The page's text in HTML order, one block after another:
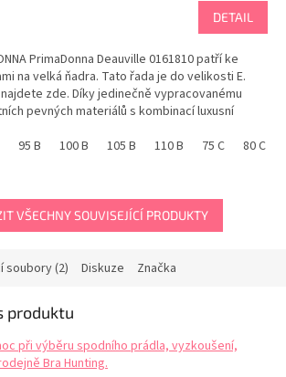
DETAIL
PrimaDonna Deauville 0161810 patří ke
na velká ňadra. Tato řada je do velikosti E.
zde. Díky jedinečně vypracovanému
pevných materiálů s kombinací luxusní
95 B 100 B 105 B 110 B 75 C 80 C
VŠECHNY SOUVISEJÍCÍ PRODUKTY
soubory (2) Diskuze Značka
produktu
při výběru spodního prádla, vyzkoušení,
Bra Hunting.